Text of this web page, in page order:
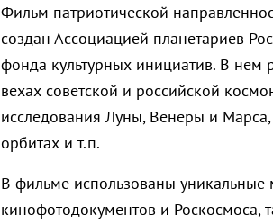
Фильм патриотической
создан Ассоциацией планетариев
фонда культурных инициатив. В нем
вехах советской и российской
исследования Луны, Венеры и
орбитах и т.п.
В фильме использованы уникальные
кинофотодокументов и Роскосмоса,